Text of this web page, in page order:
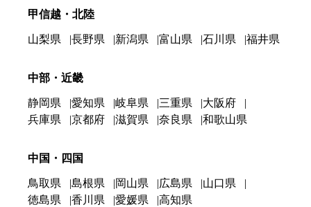
甲信越・北陸
山梨県 長野県 新潟県 富山県 石川県 福井県
中部・近畿
静岡県 愛知県 岐阜県 三重県
大阪府
兵庫県
京都府 滋賀県 奈良県 和歌山県
中国・四国
鳥取県 島根県 岡山県 広島県
山口県
徳島県
香川県 愛媛県 高知県